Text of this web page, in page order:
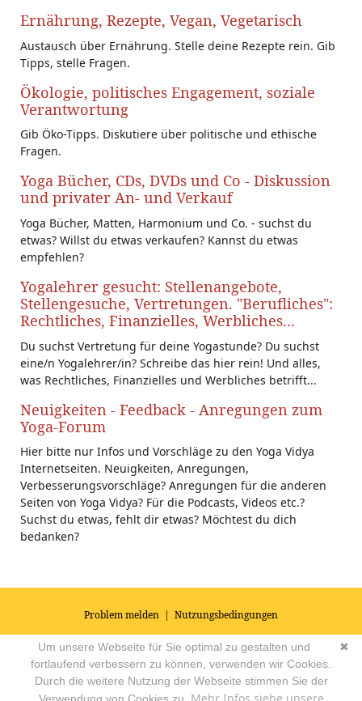
Ernährung, Rezepte, Vegan, Vegetarisch
Austausch über Ernährung. Stelle deine Rezepte rein. Gib
Tipps, stelle Fragen.
Ökologie, politisches Engagement, soziale
Verantwortung
Gib Öko-Tipps. Diskutiere über politische und ethische
Fragen.
Yoga Bücher, CDs, DVDs und Co - Diskussion
und privater An- und Verkauf
Yoga Bücher, Matten, Harmonium und Co. - suchst du
etwas? Willst du etwas verkaufen? Kannst du etwas
empfehlen?
Yogalehrer gesucht: Stellenangebote,
Stellengesuche, Vertretungen. "Berufliches":
Rechtliches, Finanzielles, Werbliches...
Du suchst Vertretung für deine Yogastunde? Du suchst
eine/n Yogalehrer/in? Schreibe das hier rein! Und alles,
was Rechtliches, Finanzielles und Werbliches betrifft...
Neuigkeiten - Feedback - Anregungen zum
Yoga-Forum
Hier bitte nur Infos und Vorschläge zu den Yoga Vidya
Internetseiten. Neuigkeiten, Anregungen,
Verbesserungsvorschläge? Anregungen für die anderen
Seiten von Yoga Vidya? Für die Podcasts, Videos etc.?
Suchst du etwas, fehlt dir etwas? Möchtest du dich
bedanken?
Problem melden | Nutzungsbedingungen
© 2026Impressum|Datenschutz|AGB's| Yoga Vidya Community -
Forum für Yoga, Meditation und Ayurveda Powered by
✖
Um unsere Webseite für Sie optimal zu gestalten und
fortlaufend verbessern zu können, verwenden wir Cookies.
Durch die weitere Nutzung der Webseite stimmen Sie der